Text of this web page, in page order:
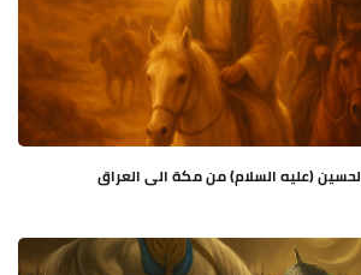
(عليه السلام) من مكة الى العراق